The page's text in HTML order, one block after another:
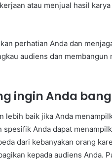
atau menjual hasil karya
perhatian Anda dan
audiens dan membangun
ingin Anda
lebih baik jika Anda
Anda dapat
dari kebanyakan orang
kepada audiens Anda.